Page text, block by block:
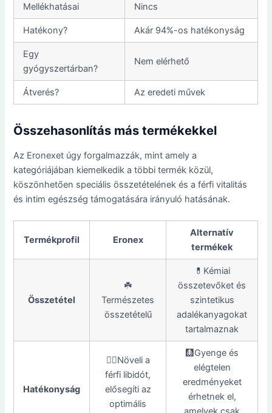
Mellékhatásai Nincs
Hatékony? Akár 94%-os hatékonyság
Egy
gyógyszertárban?
Nem elérhető
Átverés? Az eredeti művek
Összehasonlítás más termékekkel
Az Eronexet úgy forgalmazzák, mint amely a
kategóriájában kiemelkedik a többi termék közül,
köszönhetően speciális összetételének és a férfi vitalitás
és intim egészség támogatására irányuló hatásának.
Termékprofil Eronex
Alternatív
termékek
Összetétel
☘️
Természetes
összetételű
💊Kémiai
összetevőket és
szintetikus
adalékanyagokat
tartalmaznak
Hatékonyság
👍🏼Növeli a
férfi libidót,
elősegíti az
optimális
🩻Gyenge és
elégtelen
eredményeket
érhetnek el,